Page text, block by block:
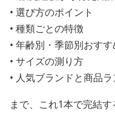
• 選び方のポイント
• 種類ごとの特徴
• 年齢別・季節別おすす
• サイズの測り方
• 人気ブランドと商品
まで、これ1本で完結す